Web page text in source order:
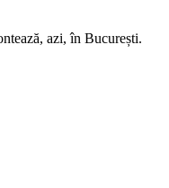
azi, în București.